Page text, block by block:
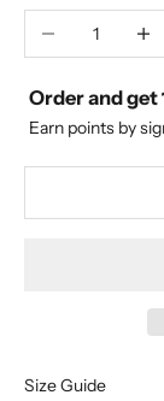
Diminuer la
Order and get
Earn points by
Size Guide